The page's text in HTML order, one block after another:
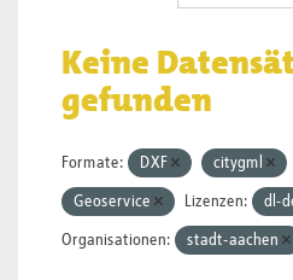
Keine
gefunden
Formate: DXF citygml
Geoservice Lizenzen: dl-
Organisationen: stadt-aachen